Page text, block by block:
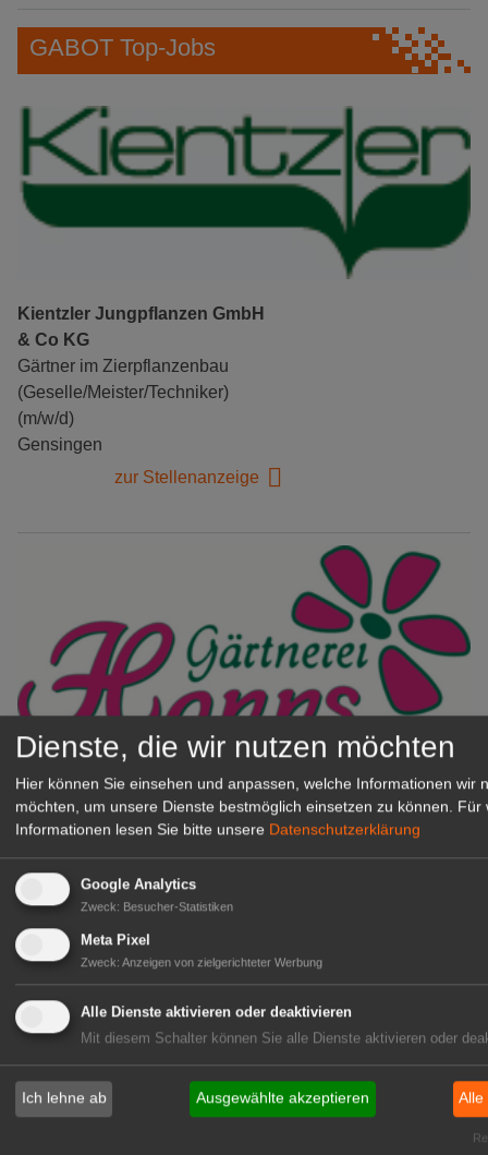
GABOT Top-Jobs
Kientzler Jungpflanzen GmbH
& Co KG
Gärtner im Zierpflanzenbau
(Geselle/Meister/Techniker)
(m/w/d)
Gensingen
zur Stellenanzeige
Gärtnerei Hanns
Mitarbeiter (m/w/d) für unsere
Logistikhalle
Herongen
zur Stellenanzeige
GABOT Immobilienangebote
1A-Lage, ihre Chance in der
Repräsentative Immobilie für
IHREN Betrieb!
Dienste, die wir nutzen möchten
Hier können Sie einsehen und anpassen, welche Informationen wir
möchten, um unsere Dienste bestmöglich einsetzen zu können. Für
Informationen lesen Sie bitte unsere Datenschutzerklärung
Google Analytics
Zweck: Besucher-Statistiken
Meta Pixel
Zweck: Anzeigen von zielgerichteter Werbung
Alle Dienste aktivieren oder deaktivieren
Mit diesem Schalter können Sie alle Dienste aktivieren oder
Ich lehne ab Ausgewählte akzeptieren Alle